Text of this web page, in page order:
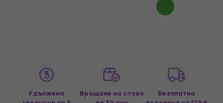
Удължена
Връщане на стоки
Безплатна